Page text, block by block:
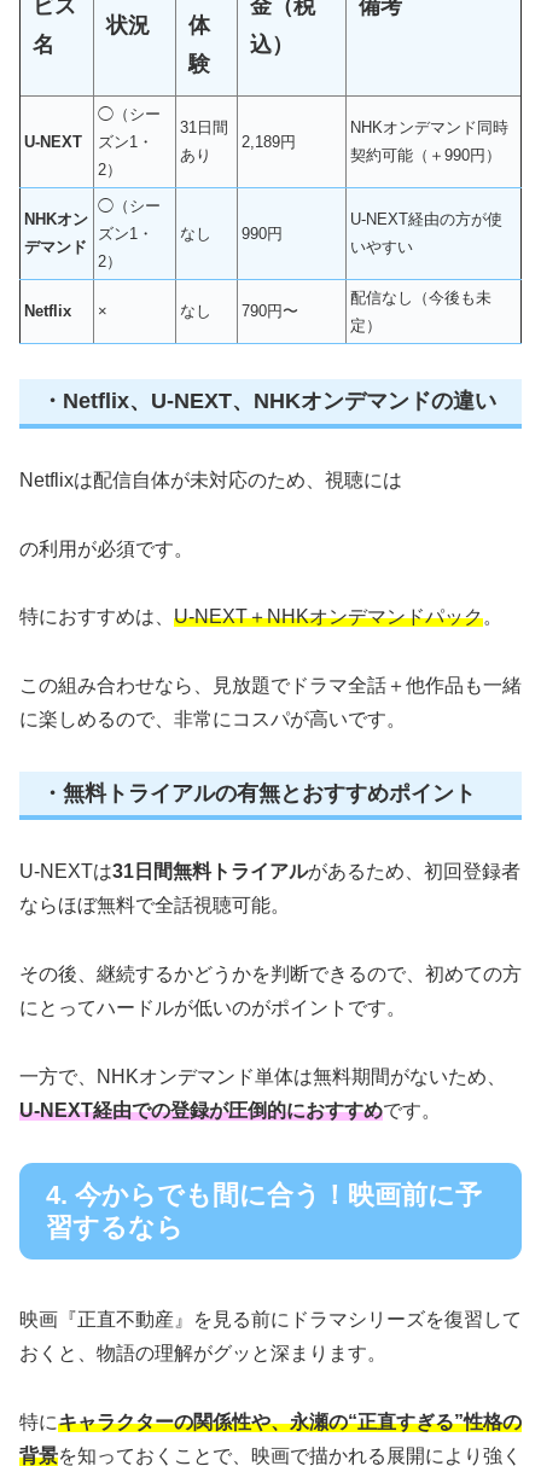
ビス
名
状況
体
験
金（税
込）
備考
U-NEXT
◯（シー
ズン1・
2）
31日間
あり
2,189円
NHKオンデマンド同時
契約可能（＋990円）
NHKオン
デマンド
◯（シー
ズン1・
2）
なし 990円
U-NEXT経由の方が使
いやすい
Netflix × なし 790円〜
配信なし（今後も未
定）
・Netflix、U-NEXT、NHKオンデマンドの違い
Netflixは配信自体が未対応のため、視聴には
の利用が必須です。
特におすすめは、 U-NEXT＋NHKオンデマンドパック。
この組み合わせなら、見放題でドラマ全話＋他作品も一緒
に楽しめるので、非常にコスパが高いです。
・無料トライアルの有無とおすすめポイント
U-NEXTは31日間無料トライアルがあるため、初回登録者
ならほぼ無料で全話視聴可能。
その後、継続するかどうかを判断できるので、初めての方
にとってハードルが低いのがポイントです。
一方で、NHKオンデマンド単体は無料期間がないため、
U-NEXT経由での登録が圧倒的におすすめです。
4. 今からでも間に合う！映画前に予
習するなら
映画『正直不動産』を見る前にドラマシリーズを復習して
おくと、物語の理解がグッと深まります。
特にキャラクターの関係性や、永瀬の“正直すぎる”性格の
背景を知っておくことで、映画で描かれる展開により強く